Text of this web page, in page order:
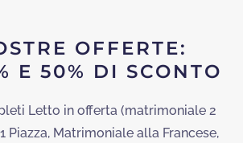
OFFERTE:
E 50% DI SCONTO
Letto in offerta (matrimoniale 2
Piazza, Matrimoniale alla Francese,
-30%